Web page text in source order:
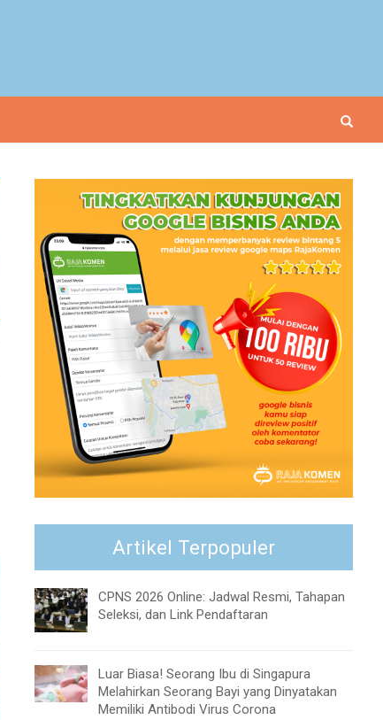
Artikel Terpopuler
CPNS 2026 Online: Jadwal Resmi, Tahapan
Seleksi, dan Link Pendaftaran
Luar Biasa! Seorang Ibu di Singapura
Melahirkan Seorang Bayi yang Dinyatakan
Memiliki Antibodi Virus Corona